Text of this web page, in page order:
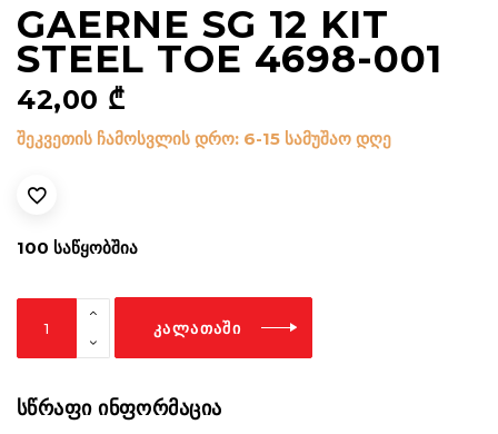
GAERNE SG 12 KIT
STEEL TOE 4698-001
42,00 ₾
შეკვეთის ჩამოსვლის დრო: 6-15 სამუშაო დღე
100 ᲡᲐᲬᲧᲝᲑᲨᲘᲐ
kit
ᲙᲐᲚᲐᲗᲐᲨᲘ
ᲡᲬᲠᲐᲤᲘ ᲘᲜᲤᲝᲠᲛᲐᲪᲘᲐ